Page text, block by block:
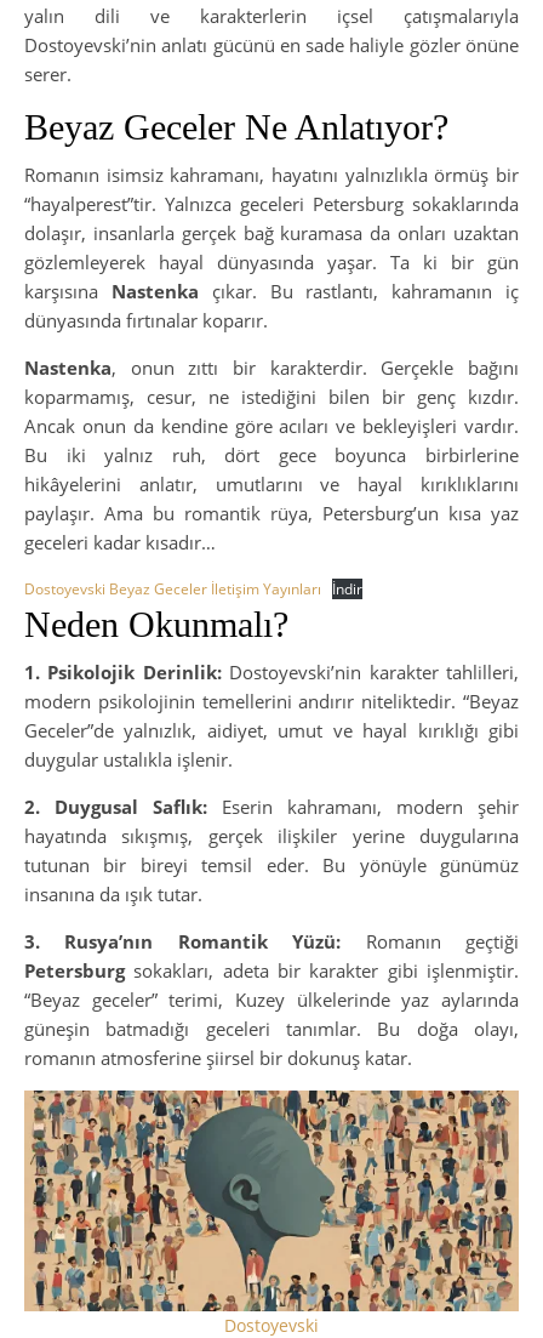
yalın dili ve karakterlerin içsel çatışmalarıyla
Dostoyevski’nin anlatı gücünü en sade haliyle gözler önüne
serer.
Beyaz Geceler Ne Anlatıyor?
Romanın isimsiz kahramanı, hayatını yalnızlıkla örmüş bir
“hayalperest”tir. Yalnızca geceleri Petersburg sokaklarında
dolaşır, insanlarla gerçek bağ kuramasa da onları uzaktan
gözlemleyerek hayal dünyasında yaşar. Ta ki bir gün
karşısına Nastenka çıkar. Bu rastlantı, kahramanın iç
dünyasında fırtınalar koparır.
Nastenka, onun zıttı bir karakterdir. Gerçekle bağını
koparmamış, cesur, ne istediğini bilen bir genç kızdır.
Ancak onun da kendine göre acıları ve bekleyişleri vardır.
Bu iki yalnız ruh, dört gece boyunca birbirlerine
hikâyelerini anlatır, umutlarını ve hayal kırıklıklarını
paylaşır. Ama bu romantik rüya, Petersburg’un kısa yaz
geceleri kadar kısadır…
Dostoyevski Beyaz Geceler İletişim Yayınları İndir
Neden Okunmalı?
1. Psikolojik Derinlik:Dostoyevski’nin karakter tahlilleri,
modern psikolojinin temellerini andırır niteliktedir. “Beyaz
Geceler”de yalnızlık, aidiyet, umut ve hayal kırıklığı gibi
duygular ustalıkla işlenir.
2. Duygusal Saflık: Eserin kahramanı, modern şehir
hayatında sıkışmış, gerçek ilişkiler yerine duygularına
tutunan bir bireyi temsil eder. Bu yönüyle günümüz
insanına da ışık tutar.
3. Rusya’nın Romantik Yüzü: Romanın geçtiği
Petersburgsokakları, adeta bir karakter gibi işlenmiştir.
“Beyaz geceler” terimi, Kuzey ülkelerinde yaz aylarında
güneşin batmadığı geceleri tanımlar. Bu doğa olayı,
romanın atmosferine şiirsel bir dokunuş katar.
Dostoyevski